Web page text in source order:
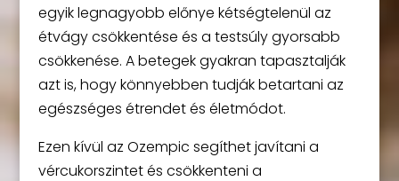
egyik legnagyobb előnye kétségtelenül az
étvágy csökkentése és a testsúly gyorsabb
csökkenése. A betegek gyakran tapasztalják
azt is, hogy könnyebben tudják betartani az
egészséges étrendet és életmódot.
Ezen kívül az Ozempic segíthet javítani a
vércukorszintet és csökkenteni a